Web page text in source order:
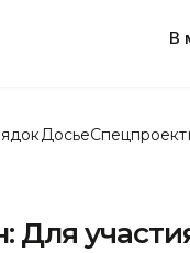
В
Досье
Для